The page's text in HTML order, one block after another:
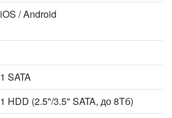
iOS / Android
1 SATA
1 HDD (2.5"/3.5" SATA, до 8Тб)